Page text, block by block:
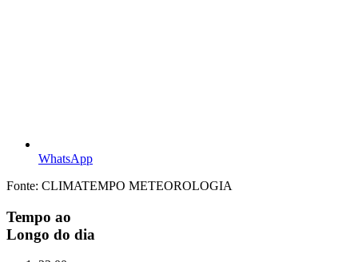
WhatsApp
Fonte: CLIMATEMPO METEOROLOGIA
Tempo ao
Longo do dia